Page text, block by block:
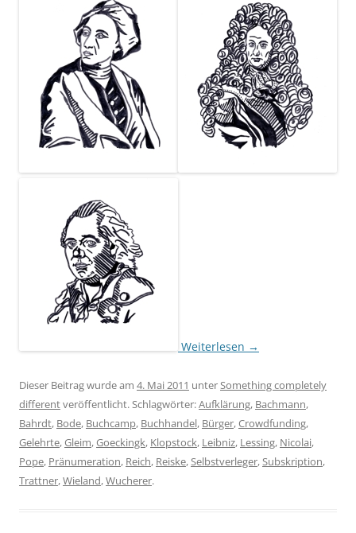
Weiterlesen →
Dieser Beitrag wurde am 4. Mai 2011 unterSomething completely
differentveröffentlicht. Schlagwörter:Aufklärung, Bachmann,
Bahrdt, Bode, Buchcamp, Buchhandel, Bürger,Crowdfunding,
Gelehrte,Gleim,Goeckingk, Klopstock, Leibniz, Lessing, Nicolai,
Pope, Pränumeration, Reich, Reiske,Selbstverleger,Subskription,
Trattner,Wieland,Wucherer.